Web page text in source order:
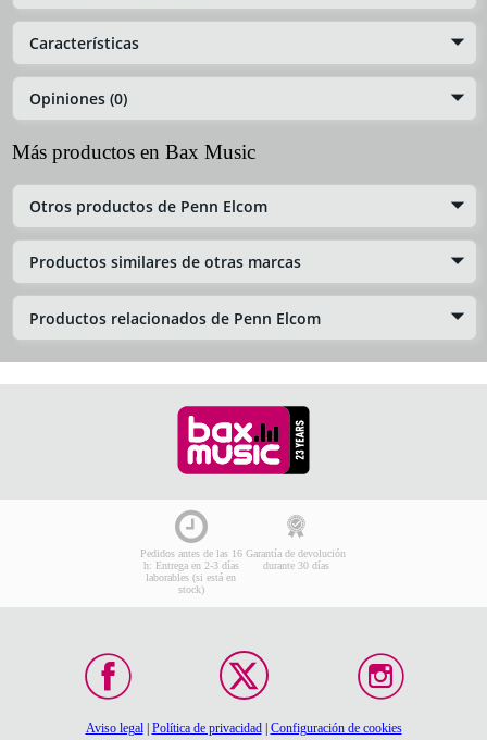
Características
Opiniones (0)
Más productos en Bax Music
Otros productos de Penn Elcom
Productos similares de otras marcas
Productos relacionados de Penn Elcom
Pedidos antes de las 16
h: Entrega en 2-3 días
laborables (si está en
stock)
Garantía de devolución
durante 30 días
Aviso legal| Política de privacidad| Configuración de cookies